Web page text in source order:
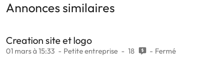
Annonces similaires
Creation site et logo
01 mars à 15:33 Petite entreprise 18 Fermé